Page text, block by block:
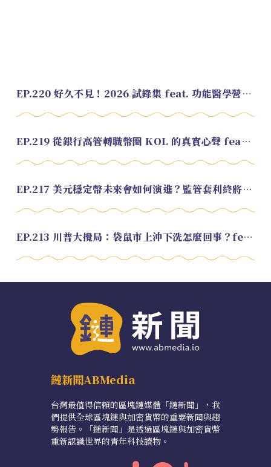
EP.220 好久不見！2026 試錄集 feat. 功能醫學營養師 美寶
EP.219 從銀行高管轉職幣圈 KOL 的真實心聲 feat.龜大
EP.217 美元穩定幣未來會如何演進？監管套利終將收斂？feat. 研究員 余哲安
EP.213 川普大攪局：袋鼠市上沖下洗怎麼回事？feat. Alvin
鏈新聞ABMedia
台灣最值得信賴的區塊鏈媒體「鏈新聞」，我
們提供全球區塊鏈與加密貨幣的重要新聞與趨
勢報告。「鏈新聞」是透過區塊鏈與加密貨幣
重新認識世界的青年科技讀物。